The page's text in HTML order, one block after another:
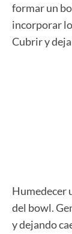
formar un
incorporar
Cubrir y
Humedecer
del bowl.
y dejando